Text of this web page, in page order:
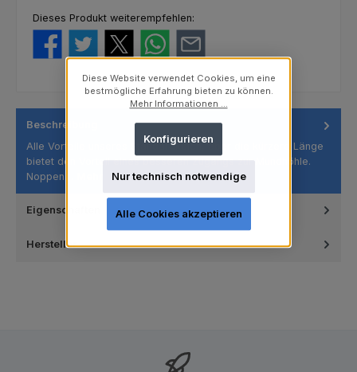
Dieses Produkt weiterempfehlen:
Beschreibung
Alle Vorteile unseres Standardkelch, aber die kürzere Länge
bietet den Vorteil eines besseren Zugangs zur Mundhöhle.
Noppen…
Eigenschaften
Hersteller
Diese Website verwendet Cookies, um eine
bestmögliche Erfahrung bieten zu können.
Mehr Informationen ...
Nur technisch notwendige
Konfigurieren
Alle Cookies akzeptieren